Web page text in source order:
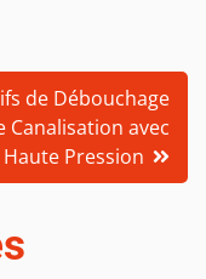
de Débouchage
Canalisation avec
Haute Pression